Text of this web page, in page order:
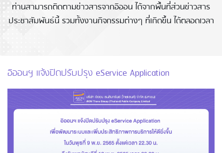
ท่านสามารถติดตามข่าวสารจากอิออน ได้จากพื้นที่ส่วนข่าวสาร
ประชาสัมพันธ์นี้ รวมทั้งงานกิจกรรมต่างๆ ที่เกิดขึ้น ได้ตลอดเวลา
อิออนฯ แจ้งปิดปรับปรุง eService Application